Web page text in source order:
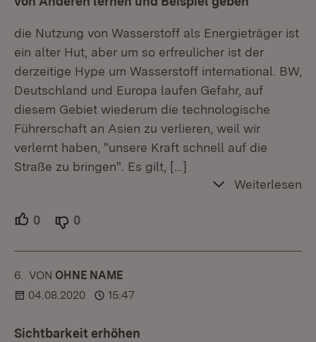
die Nutzung von Wasserstoff als Energieträger ist
ein alter Hut, aber um so erfreulicher ist der
derzeitige Hype um Wasserstoff international. BW,
Deutschland und Europa laufen Gefahr, auf
diesem Gebiet wiederum die technologische
Führerschaft an Asien zu verlieren, weil wir
verlernt haben, "unsere Kraft schnell auf die
Straße zu bringen". Es gilt, […]
Weiterlesen
0 Unterstützer.
0
6. KOMMENTAR
VON :OHNE NAME
04.08.2020
15:47
Sichtbarkeit erhöhen